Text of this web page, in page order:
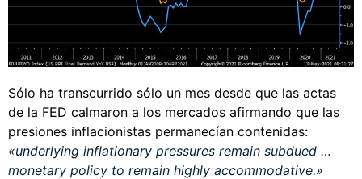
Sólo ha transcurrido sólo un mes desde que las actas
de la FED calmaron a los mercados afirmando que las
presiones inflacionistas permanecían contenidas:
«underlying inflationary pressures remain subdued …
monetary policy to remain highly accommodative.»